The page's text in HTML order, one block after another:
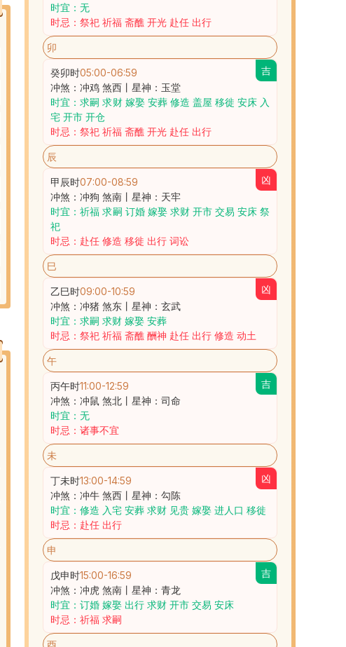
时宜：无
时忌：祭祀 祈福 斋醮 开光 赴任 出行
卯
癸卯时05:00-06:59
冲煞：冲鸡 煞西丨星神：玉堂
时宜：求嗣 求财 嫁娶 安葬 修造 盖屋 移徙 安床 入
宅 开市 开仓
时忌：祭祀 祈福 斋醮 开光 赴任 出行
吉
辰
甲辰时07:00-08:59
冲煞：冲狗 煞南丨星神：天牢
时宜：祈福 求嗣 订婚 嫁娶 求财 开市 交易 安床 祭
祀
时忌：赴任 修造 移徙 出行 词讼
凶
巳
乙巳时09:00-10:59
冲煞：冲猪 煞东丨星神：玄武
时宜：求嗣 求财 嫁娶 安葬
时忌：祭祀 祈福 斋醮 酬神 赴任 出行 修造 动土
凶
午
丙午时11:00-12:59
冲煞：冲鼠 煞北丨星神：司命
时宜：无
时忌：诸事不宜
吉
未
丁未时13:00-14:59
冲煞：冲牛 煞西丨星神：勾陈
时宜：修造 入宅 安葬 求财 见贵 嫁娶 进人口 移徙
时忌：赴任 出行
凶
申
戊申时15:00-16:59
冲煞：冲虎 煞南丨星神：青龙
时宜：订婚 嫁娶 出行 求财 开市 交易 安床
时忌：祈福 求嗣
吉
酉